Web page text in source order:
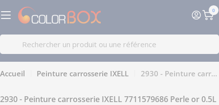
Passer
au
Recherche
0
Accueil Peinture carrosserie IXELL 2930 - Peinture carrosserie IXELL 7711579686 Perle or 0.5L
2930 - Peinture carrosserie IXELL 7711579686 Perle or 0.5L